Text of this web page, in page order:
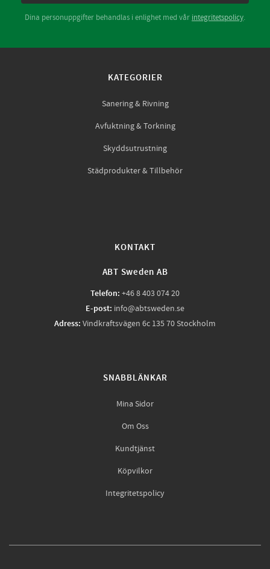
Dina personuppgifter behandlas i enlighet med vår integritetspolicy.
KATEGORIER
Sanering & Rivning
Avfuktning & Torkning
Skyddsutrustning
Städprodukter & Tillbehör
KONTAKT
ABT Sweden AB
Telefon: +46 8 403 074 20
E-post: info@abtsweden.se
Adress: Vindkraftsvägen 6c 135 70 Stockholm
SNABBLÄNKAR
Mina Sidor
Om Oss
Kundtjänst
Köpvilkor
Integritetspolicy